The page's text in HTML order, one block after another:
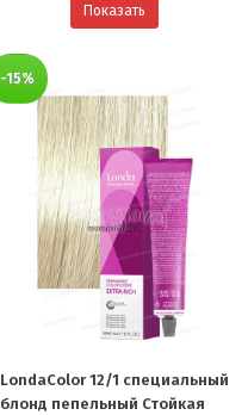
Показать
-15%
LondaColor 12/1 специальный
блонд пепельный Стойкая